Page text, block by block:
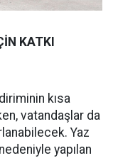
KATKI
kısa
vatandaşlar da
Yaz
yapılan